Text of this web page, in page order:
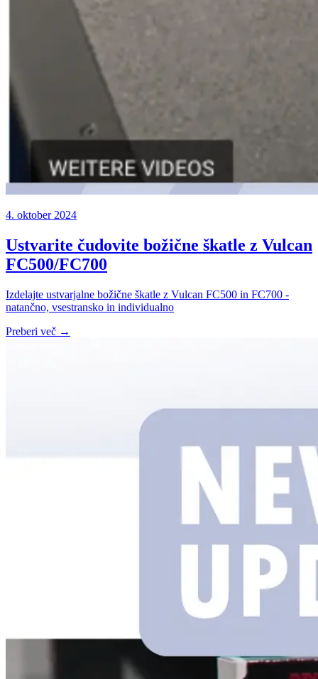
4. oktober 2024
Ustvarite čudovite božične škatle z Vulcan
FC500/FC700
Izdelajte ustvarjalne božične škatle z Vulcan FC500 in FC700 -
natančno, vsestransko in individualno
Preberi več →